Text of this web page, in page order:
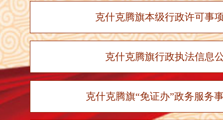
克什克腾旗本级行政许可事
克什克腾旗行政执法信息
克什克腾旗“免证办”政务服务